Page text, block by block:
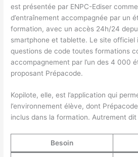
est présentée par ENPC-Ediser
d’entraînement accompagnée par un
formation, avec un accès 24h/24
smartphone et tablette. Le site officiel
questions de code toutes formations
accompagnement par l’un des 4 000
proposant Prépacode.
Kopilote, elle, est l’application qui
l’environnement élève, dont
inclus dans la formation. Autrement dit
Besoin